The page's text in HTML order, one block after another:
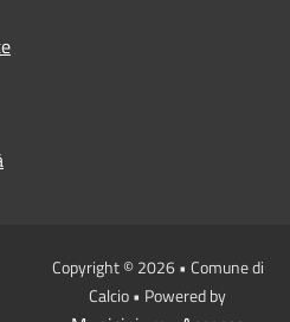
Copyright © 2026 • Comune di
Calcio • Powered by